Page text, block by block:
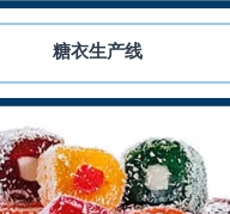
糖衣生产线